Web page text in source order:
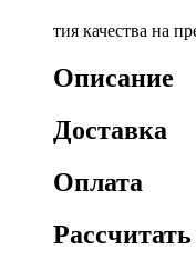
Гарантия качества на
Описание
Доставка
Оплата